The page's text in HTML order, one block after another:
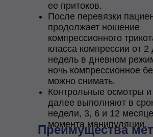
ее притоков.
После перевязки
продолжает ношение
компрессионного
класса компрессии от 2
недель в дневном
ночь компрессионное
можно снимать.
Контрольные осмотры
далее выполняют в
недели, 3, 6 и 12
момента манипуляции.
Преимущества